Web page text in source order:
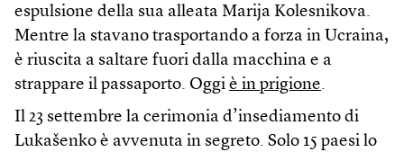
espulsione della sua alleata Marija Kolesnikova.
Mentre la stavano trasportando a forza in Ucraina,
è riuscita a saltare fuori dalla macchina e a
strappare il passaporto. Oggi è in prigione.
Il 23 settembre la cerimonia d’insediamento di
Lukašenko è avvenuta in segreto. Solo 15 paesi lo